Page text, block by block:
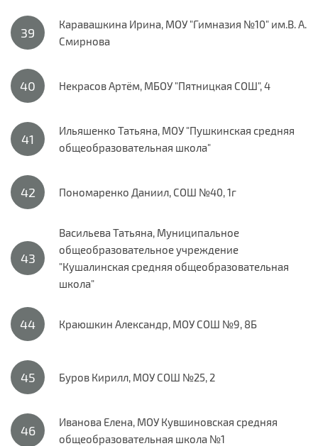
Каравашкина Ирина, МОУ "Гимназия №10" им.В. А.
Смирнова
Некрасов Артём, МБОУ "Пятницкая СОШ", 4
Ильяшенко Татьяна, МОУ "Пушкинская средняя
общеобразовательная школа"
Пономаренко Даниил, СОШ №40, 1г
Васильева Татьяна, Муниципальное
общеобразовательное учреждение
"Кушалинская средняя общеобразовательная
школа"
Краюшкин Александр, МОУ СОШ №9, 8Б
Буров Кирилл, МОУ СОШ №25, 2
Иванова Елена, МОУ Кувшиновская средняя
общеобразовательная школа №1